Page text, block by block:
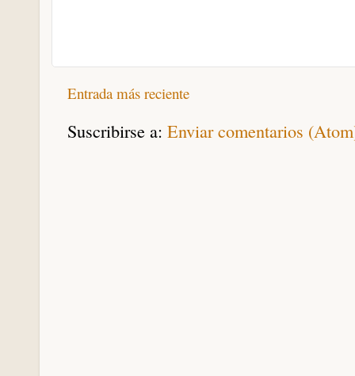
Entrada más reciente
Suscribirse a: Enviar comentarios